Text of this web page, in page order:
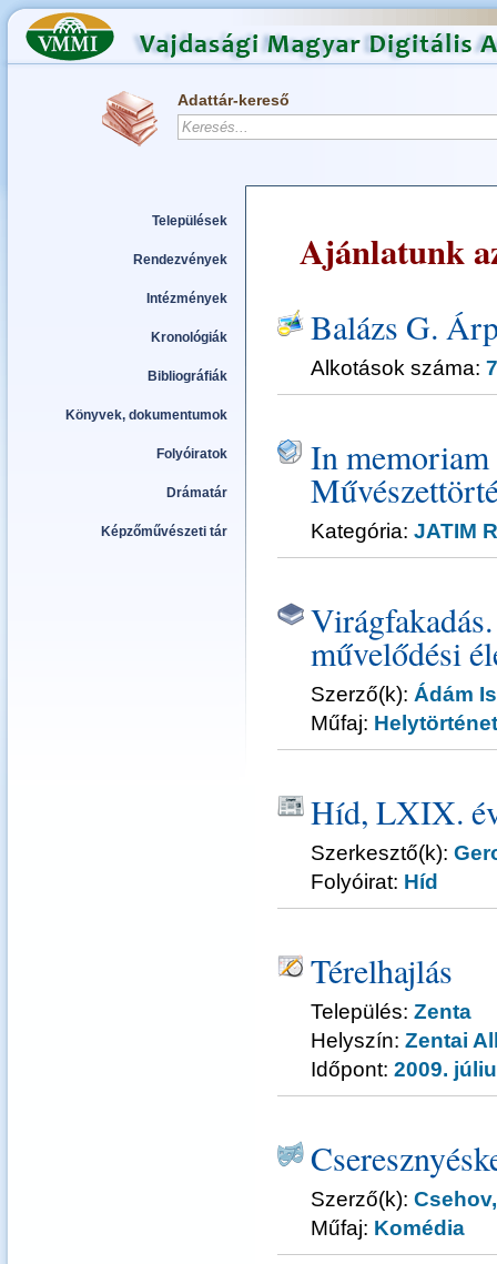
Adattár-kereső
Települések
Rendezvények
Intézmények
Kronológiák
Bibliográfiák
Könyvek, dokumentumok
Folyóiratok
Drámatár
Képzőművészeti tár
Ajánlatunk
Balázs G.
Alkotások száma: 7
In
Kategória: JATIM
művelődési
Szerző(k): Ádám
Műfaj: Helytörténet
Híd, LXIX.
Szerkesztő(k):
Folyóirat: Híd
Térelhajlás
Település: Zenta
Helyszín: Zentai
Időpont: 2009.
Szerző(k):
Műfaj: Komédia